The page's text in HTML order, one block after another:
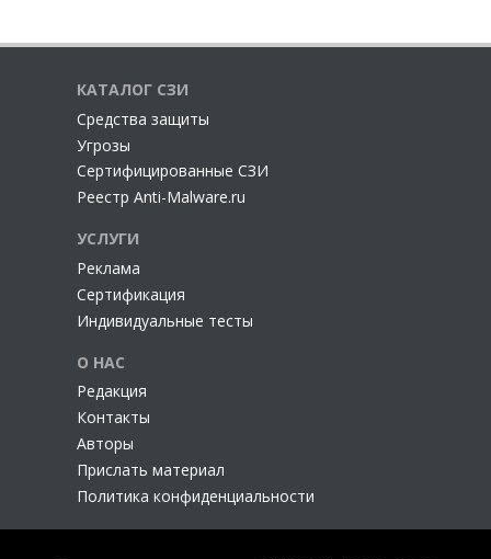
КАТАЛОГ СЗИ
Cредства защиты
Угрозы
Сертифицированные СЗИ
Реестр Anti-Malware.ru
УСЛУГИ
Реклама
Сертификация
Индивидуальные тесты
О НАС
Редакция
Контакты
Авторы
Прислать материал
Политика конфиденциальности